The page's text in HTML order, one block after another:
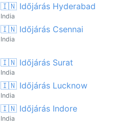
🇮🇳 Időjárás Hyderabad
India
🇮🇳 Időjárás Csennai
India
🇮🇳 Időjárás Surat
India
🇮🇳 Időjárás Lucknow
India
🇮🇳 Időjárás Indore
India